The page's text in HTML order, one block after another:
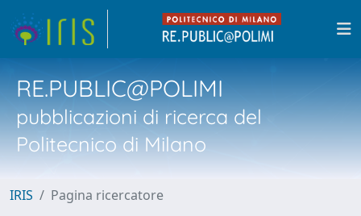
RE.PUBLIC@POLIMI
pubblicazioni di ricerca del
Politecnico di Milano
IRIS Pagina ricercatore